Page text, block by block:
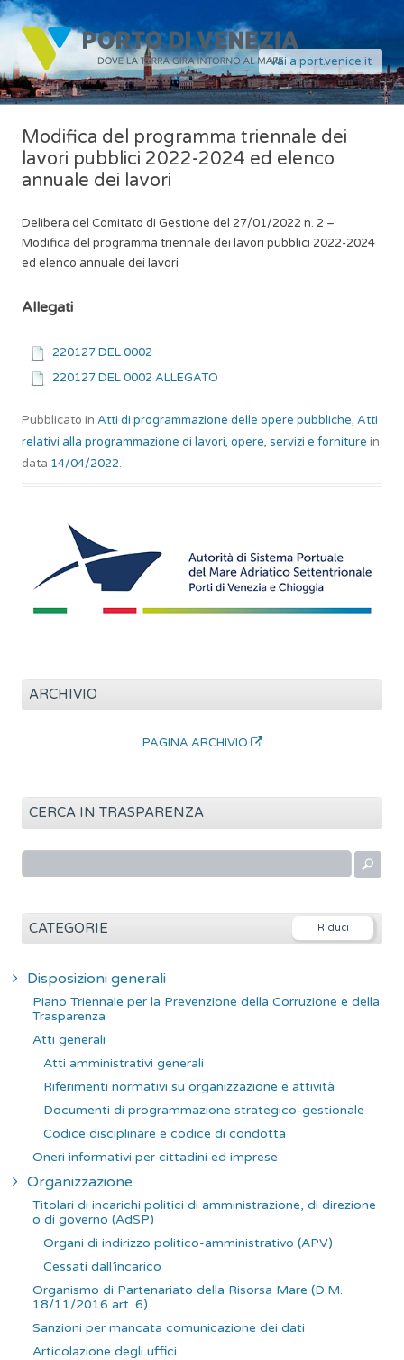
Vai a port.venice.it
Modifica del programma triennale dei
lavori pubblici 2022-2024 ed elenco
annuale dei lavori
Delibera del Comitato di Gestione del 27/01/2022 n. 2 –
Modifica del programma triennale dei lavori pubblici 2022-2024
ed elenco annuale dei lavori
Allegati
220127 DEL 0002
220127 DEL 0002 ALLEGATO
Pubblicato in Atti di programmazione delle opere pubbliche, Atti
relativi alla programmazione di lavori, opere, servizi e forniture in
data 14/04/2022.
ARCHIVIO
PAGINA ARCHIVIO
CERCA IN TRASPARENZA
r
CATEGORIE
Disposizioni generali
Piano Triennale per la Prevenzione della Corruzione e della
Trasparenza
Atti generali
Atti amministrativi generali
Riferimenti normativi su organizzazione e attività
Documenti di programmazione strategico-gestionale
Codice disciplinare e codice di condotta
Oneri informativi per cittadini ed imprese
Organizzazione
Titolari di incarichi politici di amministrazione, di direzione
o di governo (AdSP)
Organi di indirizzo politico-amministrativo (APV)
Cessati dall’incarico
Organismo di Partenariato della Risorsa Mare (D.M.
18/11/2016 art. 6)
Sanzioni per mancata comunicazione dei dati
Articolazione degli uffici